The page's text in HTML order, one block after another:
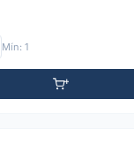
Mín: 1